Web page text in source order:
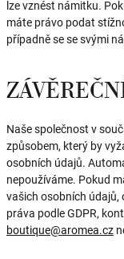
lze vznést námitku.
máte právo podat
případně se se svými
Naše společnost v
způsobem, který by
osobních údajů.
nepoužíváme. Pokud
vašich osobních údajů,
práva podle GDPR,
boutique@aromea.cz